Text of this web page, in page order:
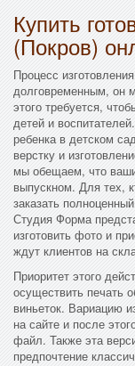
Купить
(Покров)
Процесс
долговременным, он
этого требуется,
детей и
ребенка в детском
верстку и
мы обещаем, что
выпускном. Для тех,
заказать
Студия Форма
изготовить фото и
ждут клиентов на
Приоритет этого
осуществить печать
виньеток. Вариацию
на сайте и после
файл. Также эта
предпочтение